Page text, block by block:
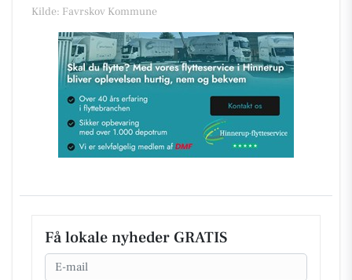
Kilde: Favrskov Kommune
Få lokale nyheder GRATIS
Email